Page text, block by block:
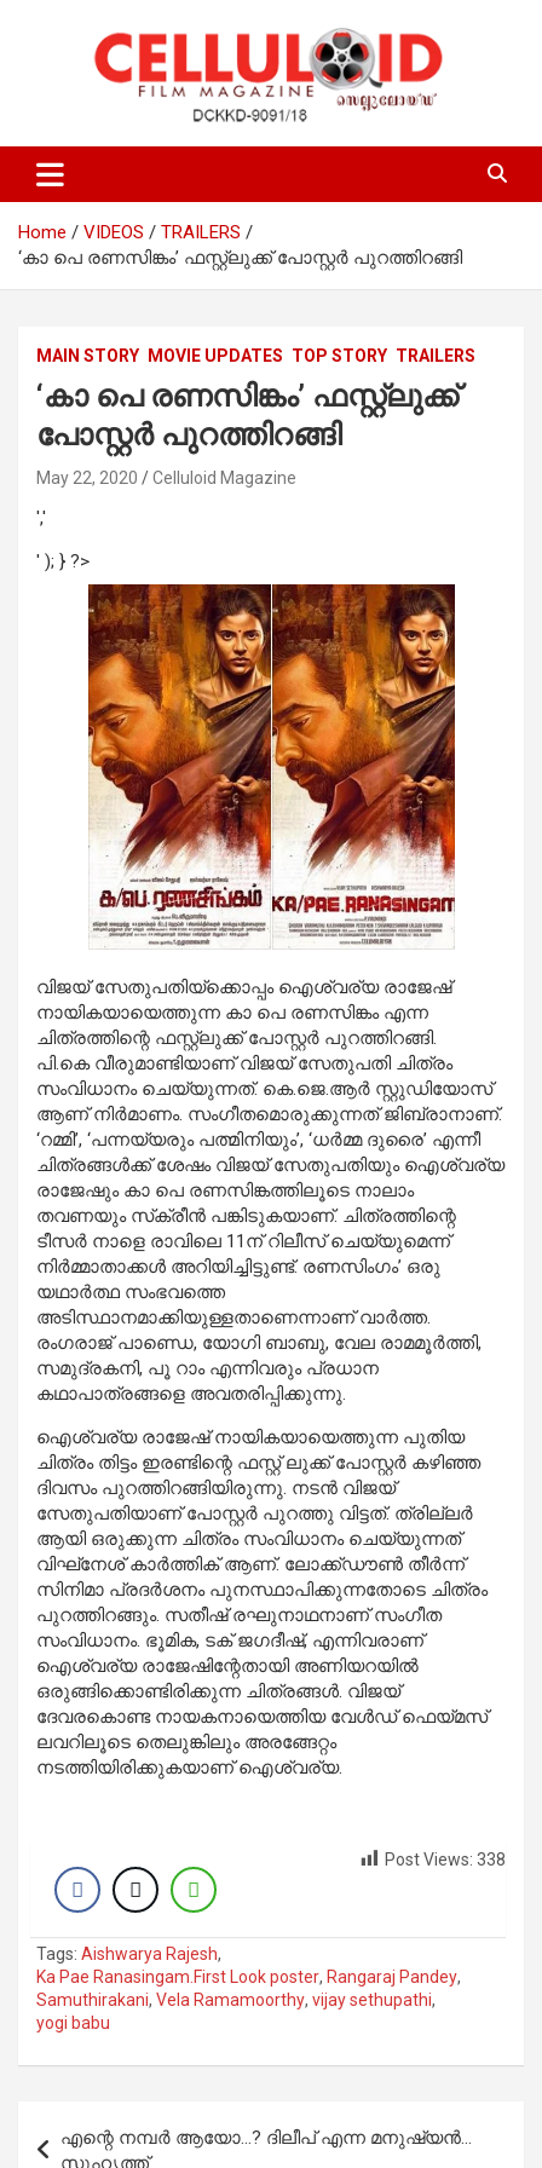
celluloid
Home VIDEOS
TRAILERS
‘കാ പെ രണസിങ്കം’ ഫസ്റ്റ്‌ലുക്ക് പോസ്റ്റര്‍ പുറത്തിറങ്ങി
MAIN STORY MOVIE UPDATES TOP STORY TRAILERS
‘കാ പെ രണസിങ്കം’ ഫസ്റ്റ്‌ലുക്ക്
പോസ്റ്റര്‍ പുറത്തിറങ്ങി
May 22, 2020 Celluloid Magazine
','
' ); } ?>
വിജയ് സേതുപതിയ്‌ക്കൊപ്പം ഐശ്വര്യ രാജേഷ്
നായികയായെത്തുന്ന കാ പെ രണസിങ്കം എന്ന
ചിത്രത്തിന്റെ ഫസ്റ്റ്‌ലുക്ക് പോസ്റ്റര്‍ പുറത്തിറങ്ങി.
പി.കെ വീരുമാണ്ടിയാണ് വിജയ് സേതുപതി ചിത്രം
സംവിധാനം ചെയ്യുന്നത്. കെ.ജെ.ആര്‍ സ്റ്റുഡിയോസ്
ആണ് നിര്‍മാണം. സംഗീതമൊരുക്കുന്നത് ജിബ്രാനാണ്.
‘റമ്മി’, ‘പന്നയ്യരും പത്മിനിയും’, ‘ധര്‍മ്മ ദുരൈ’ എന്നീ
ചിത്രങ്ങള്‍ക്ക് ശേഷം വിജയ് സേതുപതിയും ഐശ്വര്യ
രാജേഷും കാ പെ രണസിങ്കത്തിലൂടെ നാലാം
തവണയും സ്‌ക്രീന്‍ പങ്കിടുകയാണ്. ചിത്രത്തിന്റെ
ടീസര്‍ നാളെ രാവിലെ 11ന് റിലീസ് ചെയ്യുമെന്ന്
നിര്‍മ്മാതാക്കള്‍ അറിയിച്ചിട്ടുണ്ട്. രണസിംഗം’ ഒരു
യഥാര്‍ത്ഥ സംഭവത്തെ
അടിസ്ഥാനമാക്കിയുള്ളതാണെന്നാണ് വാര്‍ത്ത.
രംഗരാജ് പാണ്ഡെ, യോഗി ബാബു, വേല രാമമൂര്‍ത്തി,
സമുദ്രകനി, പൂ റാം എന്നിവരും പ്രധാന
കഥാപാത്രങ്ങളെ അവതരിപ്പിക്കുന്നു.
ഐശ്വര്യ രാജേഷ് നായികയായെത്തുന്ന പുതിയ
ചിത്രം തിട്ടം ഇരണ്ടിന്റെ ഫസ്റ്റ് ലുക്ക് പോസ്റ്റര്‍ കഴിഞ്ഞ
ദിവസം പുറത്തിറങ്ങിയിരുന്നു. നടന്‍ വിജയ്
സേതുപതിയാണ് പോസ്റ്റര്‍ പുറത്തു വിട്ടത്. ത്രില്ലര്‍
ആയി ഒരുക്കുന്ന ചിത്രം സംവിധാനം ചെയ്യുന്നത്
വിഘ്‌നേശ് കാര്‍ത്തിക് ആണ്. ലോക്ക്ഡൗണ്‍ തീര്‍ന്ന്
സിനിമാ പ്രദര്‍ശനം പുനസ്ഥാപിക്കുന്നതോടെ ചിത്രം
പുറത്തിറങ്ങും. സതീഷ് രഘുനാഥനാണ് സംഗീത
സംവിധാനം. ഭൂമിക, ടക് ജഗദീഷ്, എന്നിവരാണ്
ഐശ്വര്യ രാജേഷിന്റേതായി അണിയറയില്‍
ഒരുങ്ങിക്കൊണ്ടിരിക്കുന്ന ചിത്രങ്ങള്‍. വിജയ്
ദേവരകൊണ്ട നായകനായെത്തിയ വേള്‍ഡ് ഫെയ്മസ്
ലവറിലൂടെ തെലുങ്കിലും അരങ്ങേറ്റം
നടത്തിയിരിക്കുകയാണ് ഐശ്വര്യ.
Post Views: 338
Tags: Aishwarya Rajesh,
Ka Pae Ranasingam.First Look poster, Rangaraj Pandey,
Samuthirakani, Vela Ramamoorthy, vijay sethupathi,
yogi babu
navigation
എന്റെ നമ്പര്‍ ആയോ…? ദിലീപ് എന്ന മനുഷ്യന്‍…
സുഹൃത്ത്